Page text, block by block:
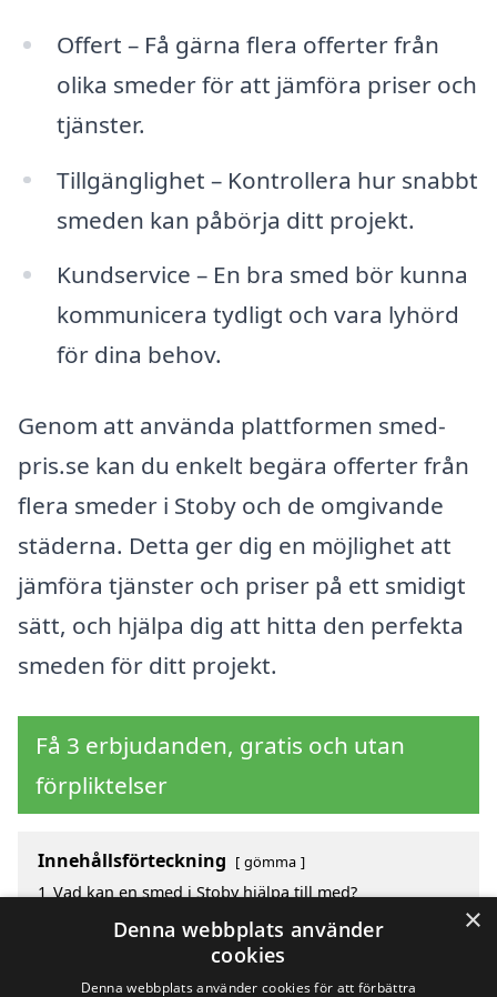
Offert – Få gärna flera offerter från
olika smeder för att jämföra priser och
tjänster.
Tillgänglighet – Kontrollera hur snabbt
smeden kan påbörja ditt projekt.
Kundservice – En bra smed bör kunna
kommunicera tydligt och vara lyhörd
för dina behov.
Genom att använda plattformen smed-
pris.se kan du enkelt begära offerter från
flera smeder i Stoby och de omgivande
städerna. Detta ger dig en möjlighet att
jämföra tjänster och priser på ett smidigt
sätt, och hjälpa dig att hitta den perfekta
smeden för ditt projekt.
Få 3 erbjudanden, gratis och utan
förpliktelser
Innehållsförteckning gömma
1 Vad kan en smed i Stoby hjälpa till med?
Hur mycket kostar en smed i Stoby?
Fördelar med att välja smed i Stoby
Sök efter en smed i de omgivande städerna Stoby
×
Denna webbplats använder
cookies
Denna webbplats använder cookies för att förbättra